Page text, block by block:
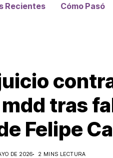
Recientes Cómo Pasó
tras
Felipe
DE 2026 2 MINS LECTURA